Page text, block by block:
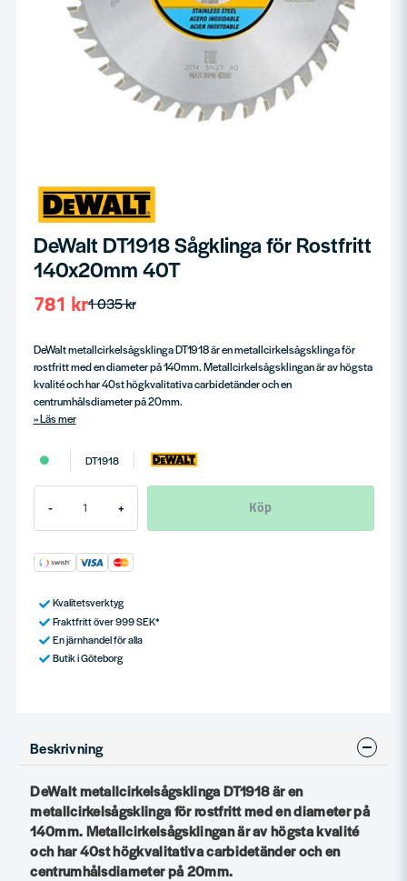
DeWalt DT1918 Sågklinga för Rostfritt
140x20mm 40T
1 035 kr
781 kr
DeWalt metallcirkelsågsklinga DT1918 är en metallcirkelsågsklinga för
rostfritt med en diameter på 140mm. Metallcirkelsågsklingan är av högsta
kvalité och har 40st högkvalitativa carbidetänder och en
centrumhålsdiameter på 20mm.
Läs mer
DT1918
- + Köp
Kvalitetsverktyg
Fraktfritt över 999 SEK*
En järnhandel för alla
Butik i Göteborg
Beskrivning
DeWalt metallcirkelsågsklinga DT1918 är en
metallcirkelsågsklinga för rostfritt med en diameter på
140mm. Metallcirkelsågsklingan är av högsta kvalité
och har 40st högkvalitativa carbidetänder och en
centrumhålsdiameter på 20mm.